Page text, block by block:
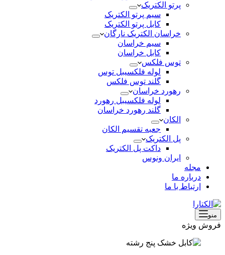
پرتو الکتریک
سیم پرتو الکتریک
کابل پرتو الکتریک
خراسان الکتریک نارگان
سیم خراسان
کابل خراسان
توس فلکس
لوله فلکسیبل توس
گلند توس فلکس
رهورد خراسان
لوله فلکسیبل رهورد
گلند رهورد خراسان
الکان
جعبه تقسیم الکان
پل الکتریک
داکت پل الکتریک
ایران ونوس
مجله
درباره ما
ارتباط با ما
منو
فروش ویژه